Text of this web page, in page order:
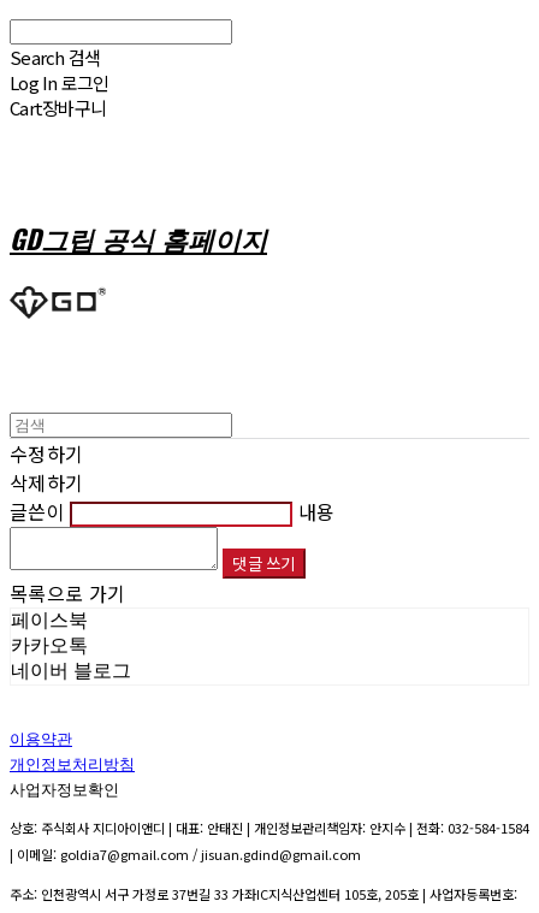
Search 검색
Log In로그인
Cart장바구니
GD그립 공식 홈페이지
수정하기
삭제하기
글쓴이
내용
댓글 쓰기
목록으로 가기
페이스북
카카오톡
네이버 블로그
이용약관
개인정보처리방침
사업자정보확인
상호: 주식회사 지디아이앤디 | 대표: 안태진 | 개인정보관리책임자: 안지수 | 전화: 032-584-1584
| 이메일: goldia7@gmail.com / jisuan.gdind@gmail.com
주소: 인천광역시 서구 가정로 37번길 33 가좌IC지식산업센터 105호, 205호 | 사업자등록번호: